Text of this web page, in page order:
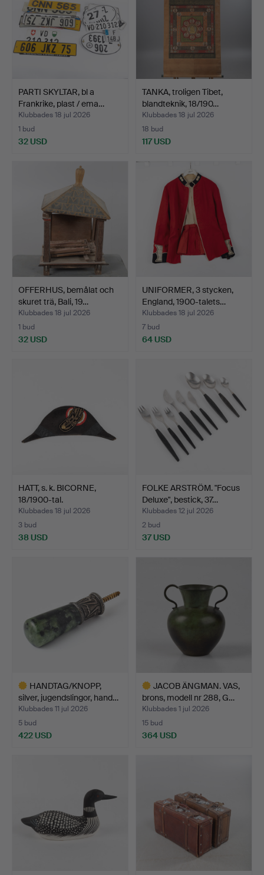
PARTI SKYLTAR, bl a
Frankrike, plast / ema…
Klubbades 18 jul 2026
1 bud
32 USD
TANKA, troligen Tibet,
blandteknik, 18/190…
Klubbades 18 jul 2026
18 bud
117 USD
OFFERHUS, bemålat och
skuret trä, Bali, 19…
Klubbades 18 jul 2026
1 bud
32 USD
UNIFORMER, 3 stycken,
England, 1900-talets…
Klubbades 18 jul 2026
7 bud
64 USD
HATT, s. k. BICORNE,
18/1900-tal.
Klubbades 18 jul 2026
3 bud
38 USD
FOLKE ARSTRÖM. "Focus
Deluxe", bestick, 37…
Klubbades 12 jul 2026
2 bud
37 USD
HANDTAG/KNOPP,
silver, jugendslingor, hand…
Klubbades 11 jul 2026
5 bud
422 USD
JACOB ÄNGMAN. VAS,
brons, modell nr 288, G…
Klubbades 1 jul 2026
15 bud
364 USD